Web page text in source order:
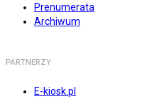
Prenumerata
Archiwum
PARTNERZY
E-kiosk.pl